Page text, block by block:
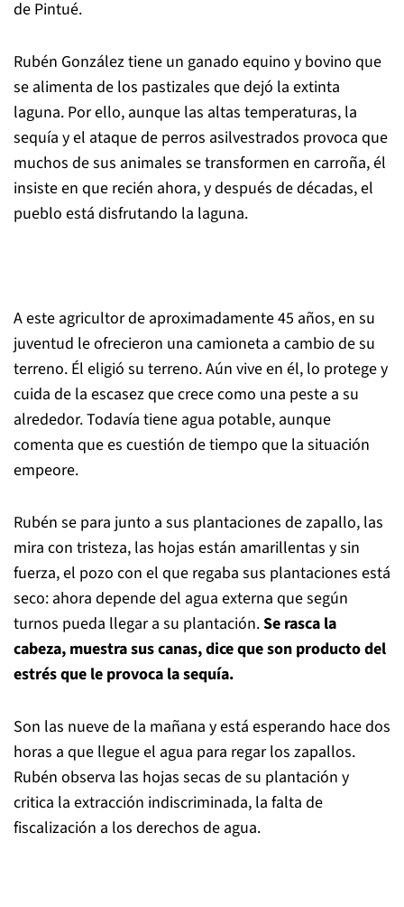
de Pintué.
Rubén González tiene un ganado equino y bovino que
se alimenta de los pastizales que dejó la extinta
laguna. Por ello, aunque las altas temperaturas, la
sequía y el ataque de perros asilvestrados provoca que
muchos de sus animales se transformen en carroña, él
insiste en que recién ahora, y después de décadas, el
pueblo está disfrutando la laguna.
A este agricultor de aproximadamente 45 años, en su
juventud le ofrecieron una camioneta a cambio de su
terreno. Él eligió su terreno. Aún vive en él, lo protege y
cuida de la escasez que crece como una peste a su
alrededor. Todavía tiene agua potable, aunque
comenta que es cuestión de tiempo que la situación
empeore.
Rubén se para junto a sus plantaciones de zapallo, las
mira con tristeza, las hojas están amarillentas y sin
fuerza, el pozo con el que regaba sus plantaciones está
seco: ahora depende del agua externa que según
turnos pueda llegar a su plantación.Se rasca la
cabeza, muestra sus canas, dice que son producto del
estrés que le provoca la sequía.
Son las nueve de la mañana y está esperando hace dos
horas a que llegue el agua para regar los zapallos.
Rubén observa las hojas secas de su plantación y
critica la extracción indiscriminada, la falta de
fiscalización a los derechos de agua.